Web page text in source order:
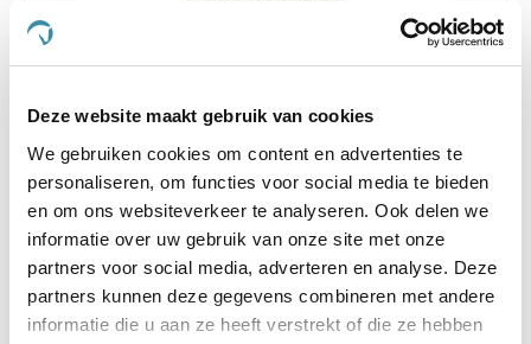
Deze website maakt gebruik van cookies
We gebruiken cookies om content en advertenties te
personaliseren, om functies voor social media te bieden
en om ons websiteverkeer te analyseren. Ook delen we
informatie over uw gebruik van onze site met onze
partners voor social media, adverteren en analyse. Deze
partners kunnen deze gegevens combineren met andere
informatie die u aan ze heeft verstrekt of die ze hebben
5.0
rating
1 Beoordeling
HorseFlex Kleefkruid 800 g